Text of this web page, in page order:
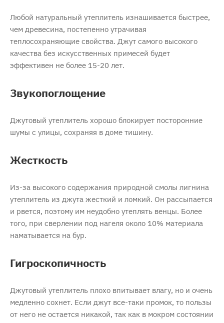
Любой натуральный утеплитель изнашивается быстрее,
чем древесина, постепенно утрачивая
теплосохраняющие свойства. Джут самого высокого
качества без искусственных примесей будет
эффективен не более 15-20 лет.
Звукопоглощение
Джутовый утеплитель хорошо блокирует посторонние
шумы с улицы, сохраняя в доме тишину.
Жесткость
Из-за высокого содержания природной смолы лигнина
утеплитель из джута жесткий и ломкий. Он рассыпается
и рвется, поэтому им неудобно утеплять венцы. Более
того, при сверлении под нагеля около 10% материала
наматывается на бур.
Гигроскопичность
Джутовый утеплитель плохо впитывает влагу, но и очень
медленно сохнет. Если джут все-таки промок, то пользы
от него не остается никакой, так как в мокром состоянии